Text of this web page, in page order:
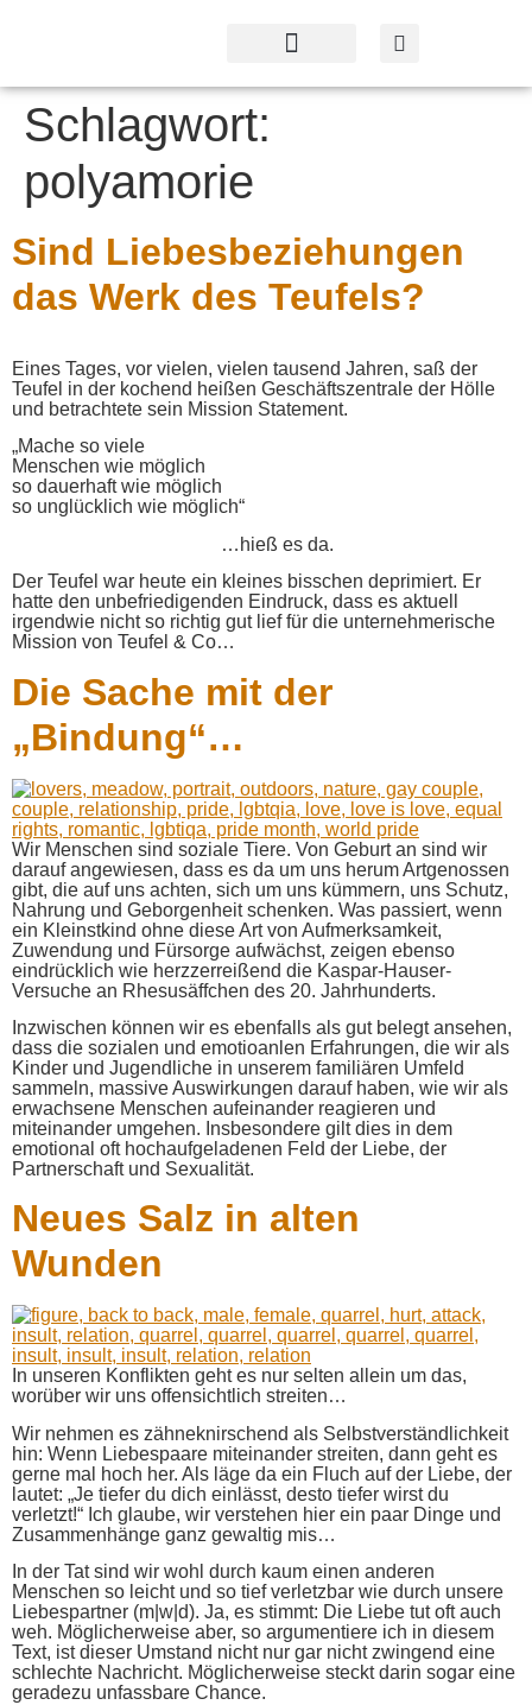
Schlagwort:
polyamorie
Sind Liebesbeziehungen
das Werk des Teufels?
Eines Tages, vor vielen, vielen tausend Jahren, saß der
Teufel in der kochend heißen Geschäftszentrale der Hölle
und betrachtete sein Mission Statement.
„Mache so viele
Menschen wie möglich
so dauerhaft wie möglich
so unglücklich wie möglich“
…hieß es da.
Der Teufel war heute ein kleines bisschen deprimiert. Er
hatte den unbefriedigenden Eindruck, dass es aktuell
irgendwie nicht so richtig gut lief für die unternehmerische
Mission von Teufel & Co…
Die Sache mit der
„Bindung“…
Wir Menschen sind soziale Tiere. Von Geburt an sind wir
darauf angewiesen, dass es da um uns herum Artgenossen
gibt, die auf uns achten, sich um uns kümmern, uns Schutz,
Nahrung und Geborgenheit schenken. Was passiert, wenn
ein Kleinstkind ohne diese Art von Aufmerksamkeit,
Zuwendung und Fürsorge aufwächst, zeigen ebenso
eindrücklich wie herzzerreißend die Kaspar-Hauser-
Versuche an Rhesusäffchen des 20. Jahrhunderts.
Inzwischen können wir es ebenfalls als gut belegt ansehen,
dass die sozialen und emotioanlen Erfahrungen, die wir als
Kinder und Jugendliche in unserem familiären Umfeld
sammeln, massive Auswirkungen darauf haben, wie wir als
erwachsene Menschen aufeinander reagieren und
miteinander umgehen. Insbesondere gilt dies in dem
emotional oft hochaufgeladenen Feld der Liebe, der
Partnerschaft und Sexualität.
Neues Salz in alten
Wunden
In unseren Konflikten geht es nur selten allein um das,
worüber wir uns offensichtlich streiten…
Wir nehmen es zähneknirschend als Selbstverständlichkeit
hin: Wenn Liebespaare miteinander streiten, dann geht es
gerne mal hoch her. Als läge da ein Fluch auf der Liebe, der
lautet: „Je tiefer du dich einlässt, desto tiefer wirst du
verletzt!“ Ich glaube, wir verstehen hier ein paar Dinge und
Zusammenhänge ganz gewaltig mis…
In der Tat sind wir wohl durch kaum einen anderen
Menschen so leicht und so tief verletzbar wie durch unsere
Liebespartner (m|w|d). Ja, es stimmt: Die Liebe tut oft auch
weh. Möglicherweise aber, so argumentiere ich in diesem
Text, ist dieser Umstand nicht nur gar nicht zwingend eine
schlechte Nachricht. Möglicherweise steckt darin sogar eine
geradezu unfassbare Chance.